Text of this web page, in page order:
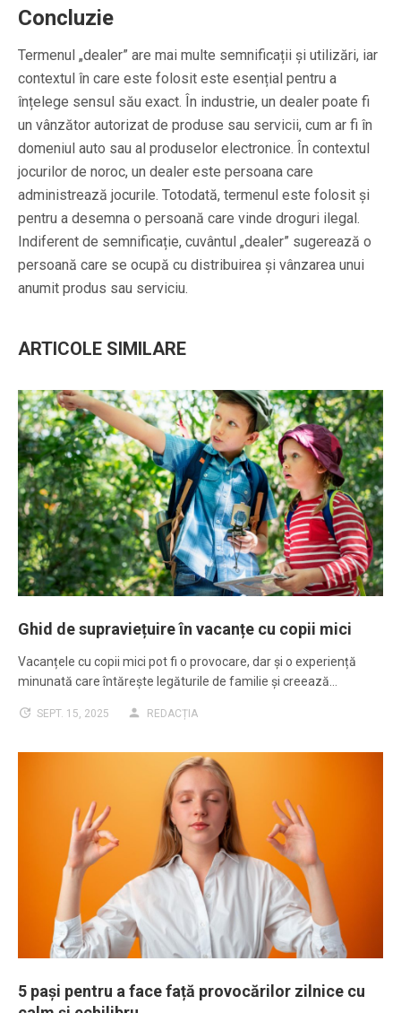
Concluzie
Termenul „dealer” are mai multe semnificații și utilizări, iar
contextul în care este folosit este esențial pentru a
înțelege sensul său exact. În industrie, un dealer poate fi
un vânzător autorizat de produse sau servicii, cum ar fi în
domeniul auto sau al produselor electronice. În contextul
jocurilor de noroc, un dealer este persoana care
administrează jocurile. Totodată, termenul este folosit și
pentru a desemna o persoană care vinde droguri ilegal.
Indiferent de semnificație, cuvântul „dealer” sugerează o
persoană care se ocupă cu distribuirea și vânzarea unui
anumit produs sau serviciu.
ARTICOLE SIMILARE
Ghid de supraviețuire în vacanțe cu copii mici
Vacanțele cu copii mici pot fi o provocare, dar și o experiență
minunată care întărește legăturile de familie și creează…
SEPT. 15, 2025 REDACȚIA
5 pași pentru a face față provocărilor zilnice cu